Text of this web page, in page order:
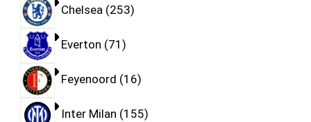
Chelsea 253
Everton 71
Feyenoord 16
Inter Milan 155